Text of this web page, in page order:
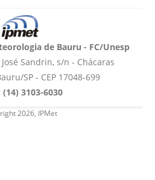
de Bauru - FC/Unesp
Sandrin, s/n - Chácaras
SP - CEP 17048-699
(14) 3103-6030
2026, IPMet